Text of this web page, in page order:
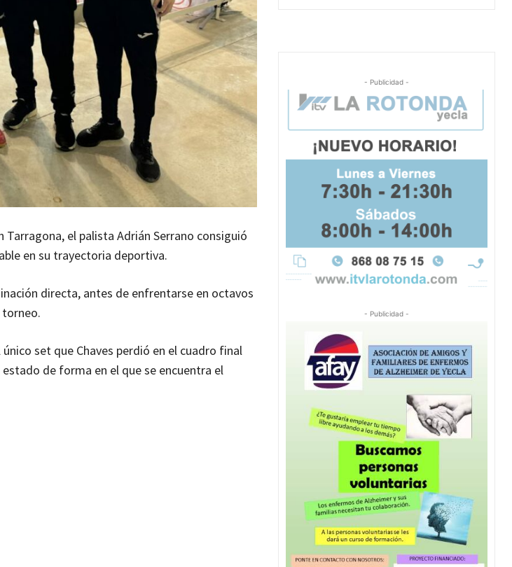
el palista Adrián Serrano consiguió
en su trayectoria deportiva.
directa, antes de enfrentarse en octavos
torneo.
set que Chaves perdió en el cuadro final
de forma en el que se encuentra el
- Publicidad -
- Publicidad -